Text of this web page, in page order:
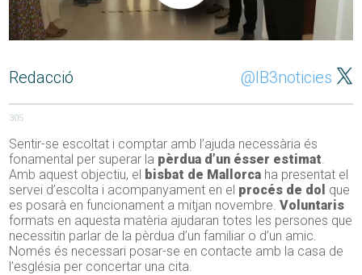
Redacció @IB3noticies
305
Sentir-se escoltat i comptar amb l’ajuda necessària és
fonamental per superar la pèrdua d’un ésser estimat.
Amb aquest objectiu, el bisbat de Mallorca ha presentat el
servei d’escolta i acompanyament en el procés de dol que
es posarà en funcionament a mitjan novembre.Voluntaris
formats en aquesta matèria ajudaran totes les persones que
necessitin parlar de la pèrdua d’un familiar o d’un amic.
Només és necessari posar-se en contacte amb la casa de
l’església per concertar una cita.